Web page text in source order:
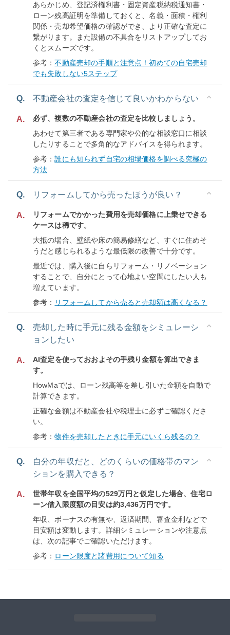
あらかじめ、登記済権利書・固定資産税納税通知書・
ローン残高証明を準備しておくと、名義・面積・権利
関係・売却希望価格の確認ができ、より正確な査定に
繋がります。また設備の不具合をリストアップしてお
くとスムーズです。
参考：不動産売却の手順と注意点！初めての自宅売却
でも失敗しない5ステップ
Q. 不動産会社の査定を信じて良いかわからない
A.
必ず、複数の不動産会社の査定を比較しましょう。
あわせて第三者である専門家や公的な相談窓口に相談
したりすることで多角的なアドバイスを得られます。
参考：誰にも知られず自宅の相場価格を調べる究極の
方法
Q. リフォームしてから売ったほうが良い？
A.
リフォームでかかった費用を売却価格に上乗せできる
ケースは稀です。
大抵の場合、壁紙や床の簡易修繕など、すぐに住めそ
うだと感じられるような最低限の改善で十分です。
最近では、購入後に自らリフォーム・リノベーション
することで、自分にとって心地よい空間にしたい人も
増えています。
参考： リフォームしてから売ると売却額は高くなる？
Q.
売却した時に手元に残る金額をシミュレーシ
ョンしたい
A.
AI査定を使っておおよその手残り金額を算出できま
す。
HowMaでは、ローン残高等を差し引いた金額を自動で
計算できます。
正確な金額は不動産会社や税理士に必ずご確認くださ
い。
参考：物件を売却したときに手元にいくら残るの？
Q.
自分の年収だと、どのくらいの価格帯のマン
ションを購入できる？
A.
世帯年収を全国平均の529万円と仮定した場合、住宅ロ
ーン借入限度額の目安は約3,436万円です。
年収、ボーナスの有無や、返済期間、審査金利などで
目安額は変動します。詳細シミュレーションや注意点
は、次の記事でご確認いただけます。
参考： ローン限度と諸費用について知る